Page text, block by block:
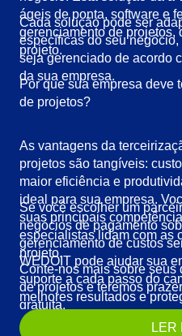
ágeis de ponta, software e
gerenciamento de projetos,
projeto.
Cada solução pode ser
específicas do seu
seja gerenciado de acordo
da sua empresa.
Por que sua empresa deve
de projetos?
As vantagens da
projetos são tangíveis:
maior eficiência e
ideal para sua empresa.
suas principais
especialistas lidam com as
projeto.
Se você escolher um
negócios de pagamento
gerenciamento de custos
WEDOIT pode ajudar sua
suporte a cada passo do
melhores resultados e
confidenciais.
Conte-nos mais sobre
de projetos e teremos
gratuita.
LER